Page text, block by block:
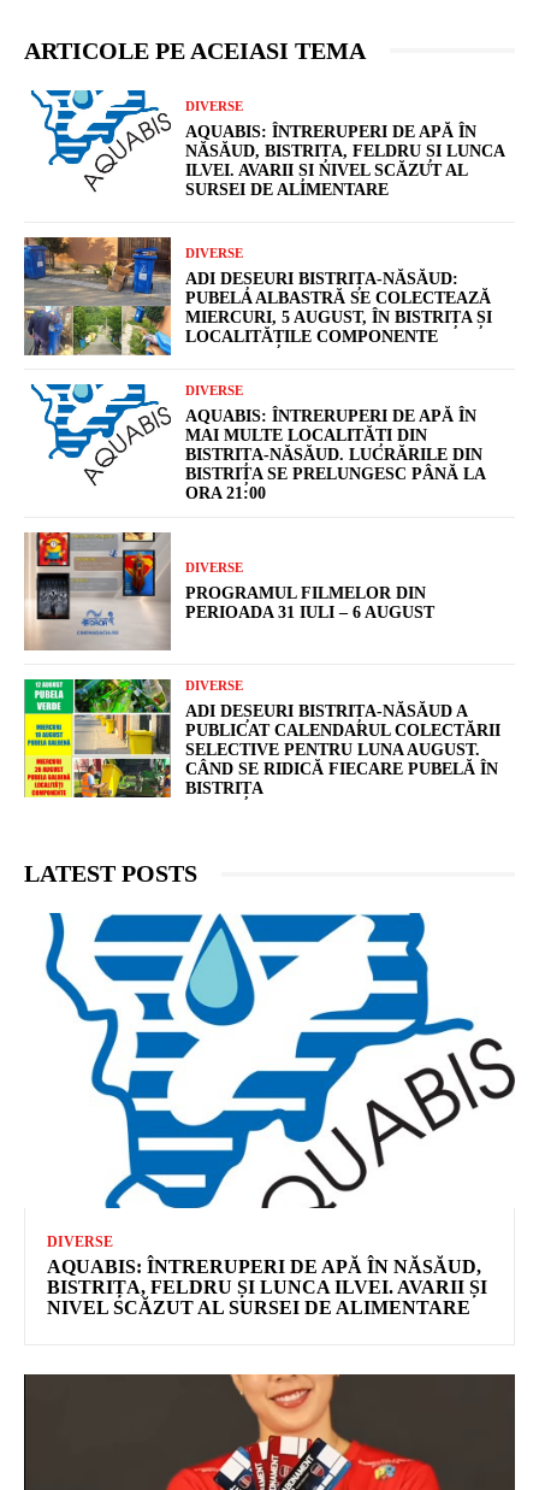
ARTICOLE PE ACEIASI TEMA
DIVERSE
AQUABIS: ÎNTRERUPERI DE APĂ ÎN
NĂSĂUD, BISTRIȚA, FELDRU ȘI LUNCA
ILVEI. AVARII ȘI NIVEL SCĂZUT AL
SURSEI DE ALIMENTARE
DIVERSE
ADI DEȘEURI BISTRIȚA-NĂSĂUD:
PUBELA ALBASTRĂ SE COLECTEAZĂ
MIERCURI, 5 AUGUST, ÎN BISTRIȚA ȘI
LOCALITĂȚILE COMPONENTE
DIVERSE
AQUABIS: ÎNTRERUPERI DE APĂ ÎN
MAI MULTE LOCALITĂȚI DIN
BISTRIȚA-NĂSĂUD. LUCRĂRILE DIN
BISTRIȚA SE PRELUNGESC PÂNĂ LA
ORA 21:00
DIVERSE
PROGRAMUL FILMELOR DIN
PERIOADA 31 IULI – 6 AUGUST
DIVERSE
ADI DEȘEURI BISTRIȚA-NĂSĂUD A
PUBLICAT CALENDARUL COLECTĂRII
SELECTIVE PENTRU LUNA AUGUST.
CÂND SE RIDICĂ FIECARE PUBELĂ ÎN
BISTRIȚA
LATEST POSTS
DIVERSE
AQUABIS: ÎNTRERUPERI DE APĂ ÎN NĂSĂUD,
BISTRIȚA, FELDRU ȘI LUNCA ILVEI. AVARII ȘI
NIVEL SCĂZUT AL SURSEI DE ALIMENTARE